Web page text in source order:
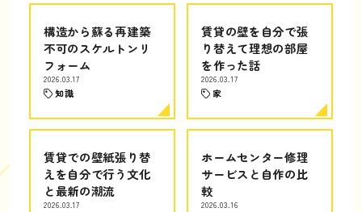
構造から蘇る再建築
不可のスケルトンリ
フォーム
2026.03.17
知識
賃貸の壁を自分で張
り替えて理想の部屋
を作った話
2026.03.17
家
賃貸での壁紙張り替
えを自分で行う文化
と最新の潮流
2026.03.17
ホームセンター修理
サービスと自作の比
較
2026.03.16